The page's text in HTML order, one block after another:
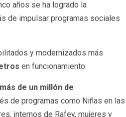
años se ha logrado la
de impulsar programas sociales
y modernizados más
en funcionamiento.
más de un millón de
de programas como Niñas en las
internos de Rafey, mujeres y